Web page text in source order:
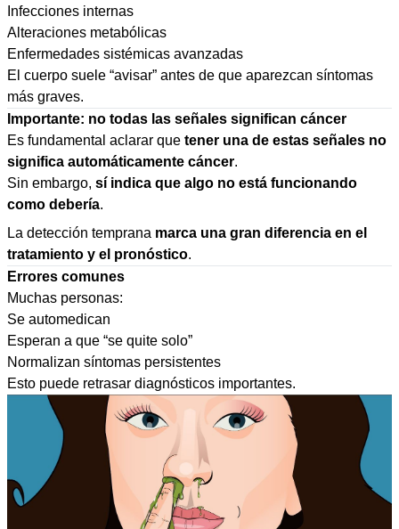
Infecciones internas
Alteraciones metabólicas
Enfermedades sistémicas avanzadas
El cuerpo suele “avisar” antes de que aparezcan síntomas
más graves.
Importante: no todas las señales significan cáncer
Es fundamental aclarar que tener una de estas señales no
significa automáticamente cáncer.
Sin embargo, sí indica que algo no está funcionando
como debería.
La detección temprana marca una gran diferencia en el
tratamiento y el pronóstico.
Errores comunes
Muchas personas:
Se automedican
Esperan a que “se quite solo”
Normalizan síntomas persistentes
Esto puede retrasar diagnósticos importantes.